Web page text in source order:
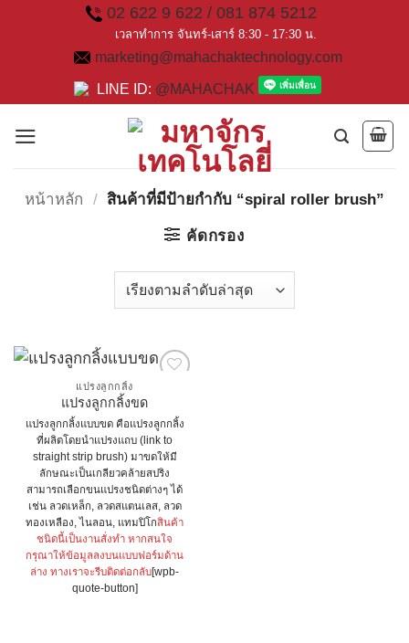
02 622 9 622 / 081 874 5212
เวลาทำการ จันทร์-เสาร์ 8:30 - 17:30 น.
marketing@mahachaktechnology.com
LINE ID: @MAHACHAK
หน้าหลัก / สินค้าที่มีป้ายกำกับ “spiral roller brush”
คัดกรอง
แปรงลูกกลิ้ง
แปรงลูกกลิ้งขด
แปรงลูกกลิ้งแบบขด คือแปรงลูกกลิ้ง
ที่ผลิตโดยนำแปรงแถบ (link to
straight strip brush) มาขดให้มี
ลักษณะเป็นเกลียวคล้ายสปริง
สามารถเลือกขนแปรงชนิดต่างๆ ได้
เช่น ลวดเหล็ก, ลวดสแตนเลส, ลวด
ทองเหลือง, ไนลอน, แทมปิโกสินค้า
ชนิดนี้เป็นงานสั่งทำ หากสนใจ
กรุณาให้ข้อมูลลงบนแบบฟอร์มด้าน
ล่าง ทางเราจะรีบติดต่อกลับ[wpb-
quote-button]